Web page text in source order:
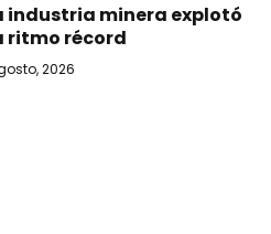
industria minera explotó
ritmo récord
2026